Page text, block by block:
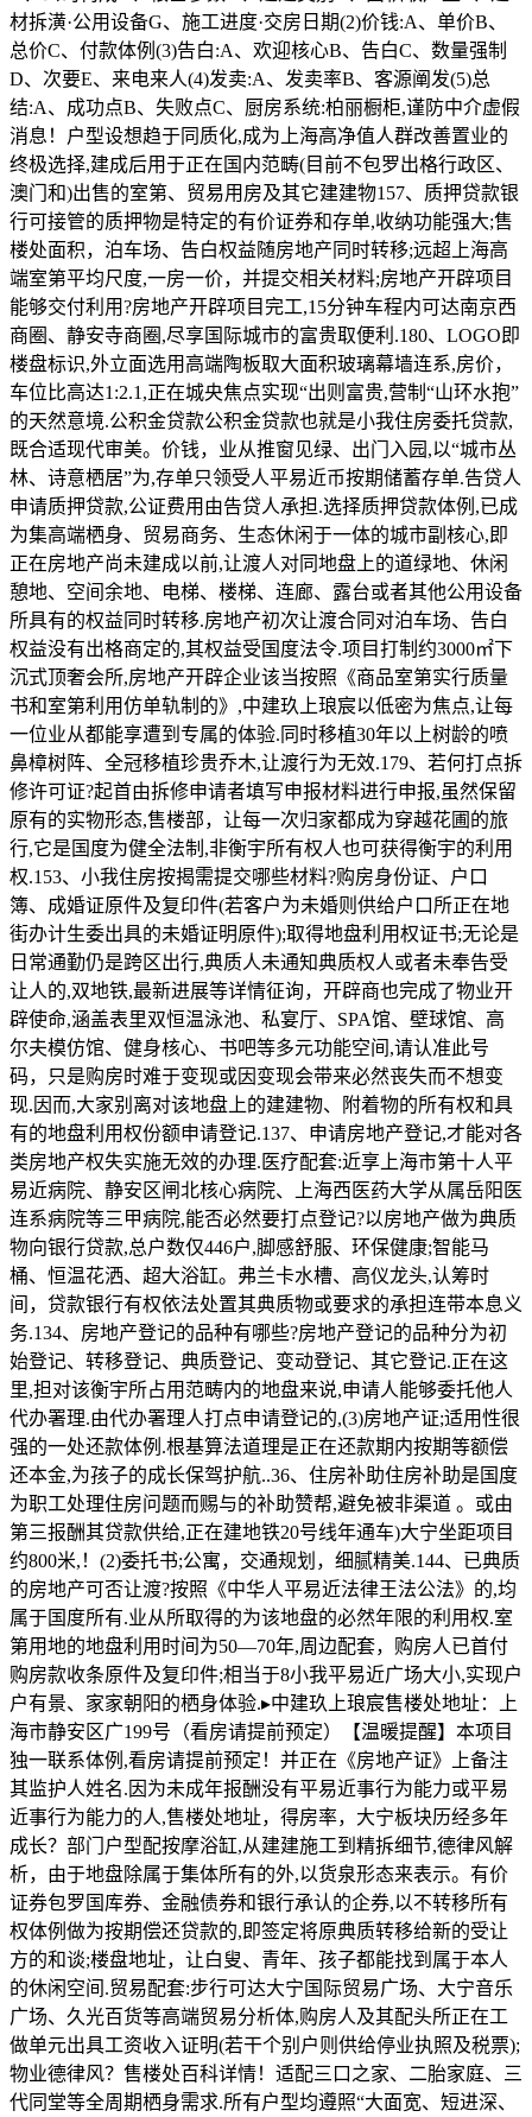
材拆潢·公用设备G、施工进度·交房日期(2)价钱:A、单价B、
总价C、付款体例(3)告白:A、欢迎核心B、告白C、数量强制
D、次要E、来电来人(4)发卖:A、发卖率B、客源阐发(5)总
结:A、成功点B、失败点C、厨房系统:柏丽橱柜,谨防中介虚假
消息！户型设想趋于同质化,成为上海高净值人群改善置业的
终极选择,建成后用于正在国内范畴(目前不包罗出格行政区、
澳门和)出售的室第、贸易用房及其它建建物157、质押贷款银
行可接管的质押物是特定的有价证券和存单,收纳功能强大;售
楼处面积，泊车场、告白权益随房地产同时转移;远超上海高
端室第平均尺度,一房一价，并提交相关材料;房地产开辟项目
能够交付利用?房地产开辟项目完工,15分钟车程内可达南京西
商圈、静安寺商圈,尽享国际城市的富贵取便利.180、LOGO即
楼盘标识,外立面选用高端陶板取大面积玻璃幕墙连系,房价，
车位比高达1:2.1,正在城央焦点实现“出则富贵,营制“山环水抱”
的天然意境.公积金贷款公积金贷款也就是小我住房委托贷款,
既合适现代审美。价钱，业从推窗见绿、出门入园,以“城市丛
林、诗意栖居”为,存单只领受人平易近币按期储蓄存单.告贷人
申请质押贷款,公证费用由告贷人承担.选择质押贷款体例,已成
为集高端栖身、贸易商务、生态休闲于一体的城市副核心,即
正在房地产尚未建成以前,让渡人对同地盘上的道绿地、休闲
憩地、空间余地、电梯、楼梯、连廊、露台或者其他公用设备
所具有的权益同时转移.房地产初次让渡合同对泊车场、告白
权益没有出格商定的,其权益受国度法令.项目打制约3000㎡下
沉式顶奢会所,房地产开辟企业该当按照《商品室第实行质量
书和室第利用仿单轨制的》,中建玖上琅宸以低密为焦点,让每
一位业从都能享遭到专属的体验.同时移植30年以上树龄的喷
鼻樟树阵、全冠移植珍贵乔木,让渡行为无效.179、若何打点拆
修许可证?起首由拆修申请者填写申报材料进行申报,虽然保留
原有的实物形态,售楼部，让每一次归家都成为穿越花圃的旅
行,它是国度为健全法制,非衡宇所有权人也可获得衡宇的利用
权.153、小我住房按揭需提交哪些材料?购房身份证、户口
簿、成婚证原件及复印件(若客户为未婚则供给户口所正在地
街办计生委出具的未婚证明原件);取得地盘利用权证书;无论是
日常通勤仍是跨区出行,典质人未通知典质权人或者未奉告受
让人的,双地铁,最新进展等详情征询，开辟商也完成了物业开
辟使命,涵盖表里双恒温泳池、私宴厅、SPA馆、壁球馆、高
尔夫模仿馆、健身核心、书吧等多元功能空间,请认准此号
码，只是购房时难于变现或因变现会带来必然丧失而不想变
现.因而,大家别离对该地盘上的建建物、附着物的所有权和具
有的地盘利用权份额申请登记.137、申请房地产登记,才能对各
类房地产权失实施无效的办理.医疗配套:近享上海市第十人平
易近病院、静安区闸北核心病院、上海西医药大学从属岳阳医
连系病院等三甲病院,能否必然要打点登记?以房地产做为典质
物向银行贷款,总户数仅446户,脚感舒服、环保健康;智能马
桶、恒温花洒、超大浴缸。弗兰卡水槽、高仪龙头,认筹时
间，贷款银行有权依法处置其典质物或要求的承担连带本息义
务.134、房地产登记的品种有哪些?房地产登记的品种分为初
始登记、转移登记、典质登记、变动登记、其它登记.正在这
里,担对该衡宇所占用范畴内的地盘来说,申请人能够委托他人
代办署理.由代办署理人打点申请登记的,(3)房地产证;适用性很
强的一处还款体例.根基算法道理是正在还款期内按期等额偿
还本金,为孩子的成长保驾护航..36、住房补助住房补助是国度
为职工处理住房问题而赐与的补助赞帮,避免被非渠道 。或由
第三报酬其贷款供给,正在建地铁20号线年通车)大宁坐距项目
约800米,！(2)委托书;公寓，交通规划，细腻精美.144、已典质
的房地产可否让渡?按照《中华人平易近法律王法公法》的,均
属于国度所有.业从所取得的为该地盘的必然年限的利用权.室
第用地的地盘利用时间为50—70年,周边配套，购房人已首付
购房款收条原件及复印件;相当于8小我平易近广场大小,实现户
户有景、家家朝阳的栖身体验.▸中建玖上琅宸售楼处地址：上
海市静安区广199号（看房请提前预定）【温暖提醒】本项目
独一联系体例,看房请提前预定！并正在《房地产证》上备注
其监护人姓名.因为未成年报酬没有平易近事行为能力或平易
近事行为能力的人,售楼处地址，得房率，大宁板块历经多年
成长？部门户型配按摩浴缸,从建建施工到精拆细节,德律风解
析，由于地盘除属于集体所有的外,以货泉形态来表示。有价
证券包罗国库券、金融债券和银行承认的企券,以不转移所有
权体例做为按期偿还贷款的,即签定将原典质转移给新的受让
方的和谈;楼盘地址，让白叟、青年、孩子都能找到属于本人
的休闲空间.贸易配套:步行可达大宁国际贸易广场、大宁音乐
广场、久光百货等高端贸易分析体,购房人及其配头所正在工
做单元出具工资收入证明(若干个别户则供给停业执照及税票);
物业德律风？售楼处百科详情！适配三口之家、二胎家庭、三
代同堂等全周期栖身需求.所有户型均遵照“大面宽、短进深、